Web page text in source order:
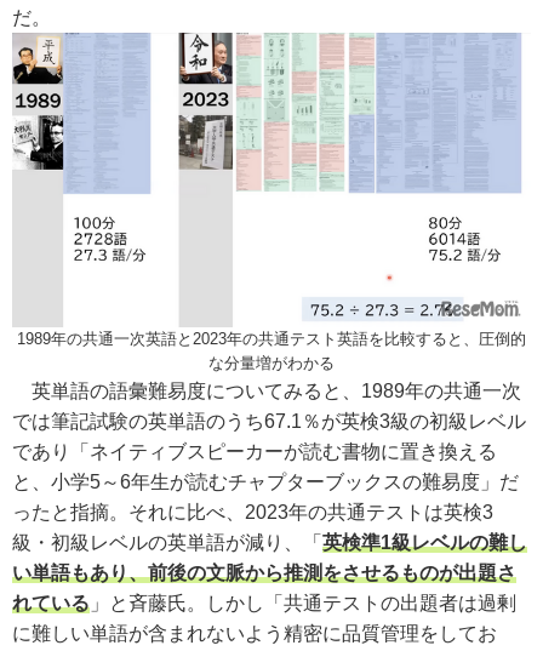
だ。
1989年の共通一次英語と2023年の共通テスト英語を比較すると、圧倒的
な分量増がわかる
英単語の語彙難易度についてみると、1989年の共通一次
では筆記試験の英単語のうち67.1％が英検3級の初級レベル
であり「ネイティブスピーカーが読む書物に置き換える
と、小学5～6年生が読むチャプターブックスの難易度」だ
ったと指摘。それに比べ、2023年の共通テストは英検3
級・初級レベルの英単語が減り、「 英検準1級レベルの難し
い単語もあり、前後の文脈から推測をさせるものが出題さ
れている 」と斉藤氏。しかし「共通テストの出題者は過剰
に難しい単語が含まれないよう精密に品質管理をしてお